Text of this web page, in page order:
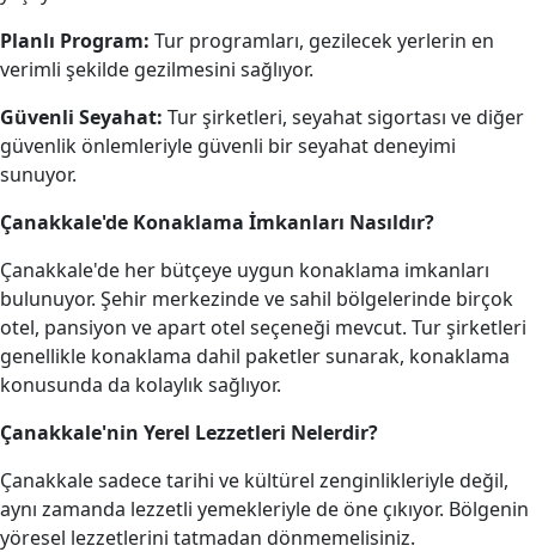
Planlı Program: Tur programları, gezilecek yerlerin en
verimli şekilde gezilmesini sağlıyor.
Güvenli Seyahat: Tur şirketleri, seyahat sigortası ve diğer
güvenlik önlemleriyle güvenli bir seyahat deneyimi
sunuyor.
Çanakkale'de Konaklama İmkanları Nasıldır?
Çanakkale'de her bütçeye uygun konaklama imkanları
bulunuyor. Şehir merkezinde ve sahil bölgelerinde birçok
otel, pansiyon ve apart otel seçeneği mevcut. Tur şirketleri
genellikle konaklama dahil paketler sunarak, konaklama
konusunda da kolaylık sağlıyor.
Çanakkale'nin Yerel Lezzetleri Nelerdir?
Çanakkale sadece tarihi ve kültürel zenginlikleriyle değil,
aynı zamanda lezzetli yemekleriyle de öne çıkıyor. Bölgenin
yöresel lezzetlerini tatmadan dönmemelisiniz.